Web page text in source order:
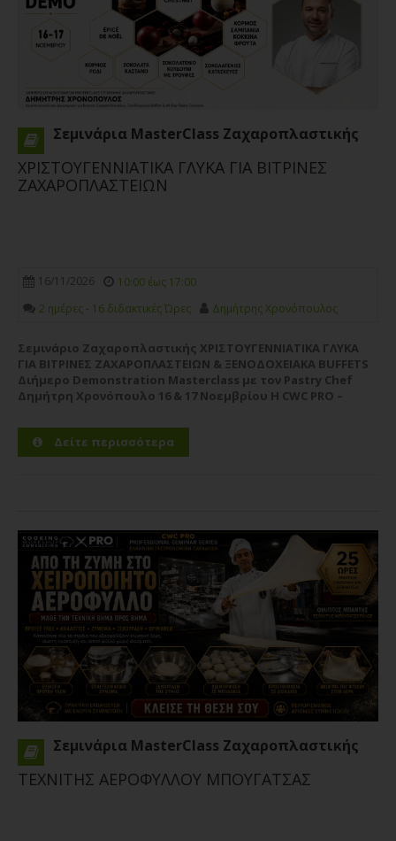
Σεμινάρια MasterClass Ζαχαροπλαστικής
ΧΡΙΣΤΟΥΓΕΝΝΙΑΤΙΚΑ ΓΛΥΚΑ ΓΙΑ ΒΙΤΡΙΝΕΣ
ΖΑΧΑΡΟΠΛΑΣΤΕΙΩΝ
16/11/2026
10:00 έως 17:00
2 ημέρες - 16 διδακτικές Ώρες
Δημήτρης Χρονόπουλος
Σεμινάριο Ζαχαροπλαστικής ΧΡΙΣΤΟΥΓΕΝΝΙΑΤΙΚΑ ΓΛΥΚΑ
ΓΙΑ ΒΙΤΡΙΝΕΣ ΖΑΧΑΡΟΠΛΑΣΤΕΙΩΝ & ΞΕΝΟΔΟΧΕΙΑΚΑ BUFFETS
Διήμερο Demonstration Masterclass με τον Pastry Chef
Δημήτρη Χρονόπουλο 16 & 17 Νοεμβρίου Η CWC PRO –
Chef Δημήτρη Χρονόπουλο σε ένα υψηλού επιπέδου...
ΠερισσότεραΔείτε περισσότερα
Σεμινάρια MasterClass Ζαχαροπλαστικής
ΤΕΧΝΙΤΗΣ ΑΕΡΟΦΥΛΛΟΥ ΜΠΟΥΓΑΤΣΑΣ